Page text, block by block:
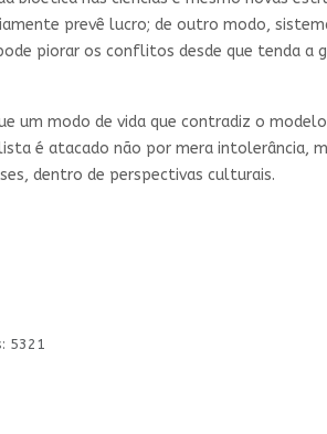
prevê lucro; de outro modo,
piorar os conflitos desde que tenda a
um modo de vida que contradiz o
é atacado não por mera intolerância,
dentro de perspectivas culturais.
5321